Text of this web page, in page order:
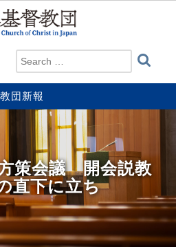
教団新報
方策会議 開会説教
直下に立ち